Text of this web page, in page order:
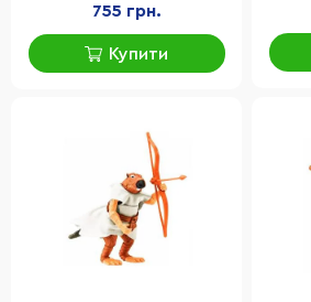
755 грн.
Купити